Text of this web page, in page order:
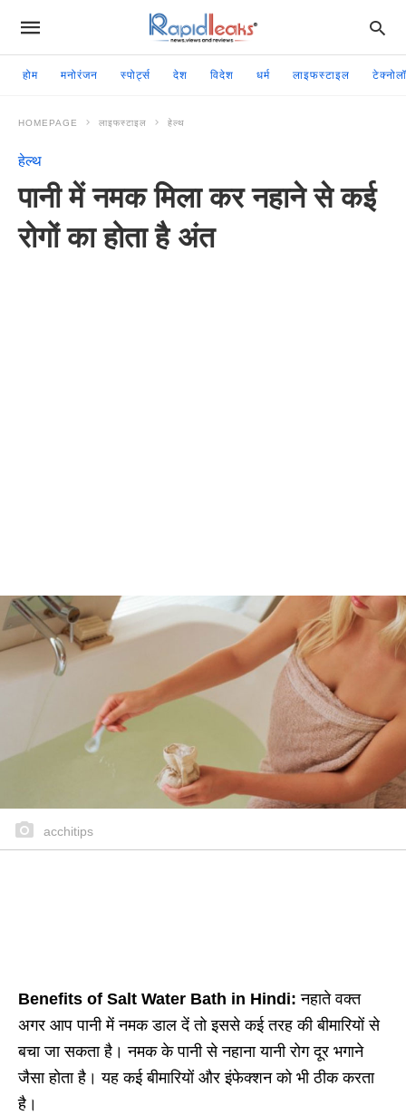
होम मनोरंजन स्पोर्ट्स देश विदेश धर्म लाइफस्टाइल
HOMEPAGE लाइफस्टाइल हेल्थ
हेल्थ
पानी में नमक मिला कर नहाने से कई
रोगों का होता है अंत
acchitips
Benefits of Salt Water Bath in Hindi: नहाते वक्त
अगर आप पानी में नमक डाल दें तो इससे कई तरह की बीमारियों से
बचा जा सकता है। नमक के पानी से नहाना यानी रोग दूर भगाने
जैसा होता है। यह कई बीमारियों और इंफेक्शन को भी ठीक करता
है।